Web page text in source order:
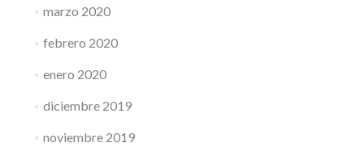
marzo 2020
febrero 2020
enero 2020
diciembre 2019
noviembre 2019